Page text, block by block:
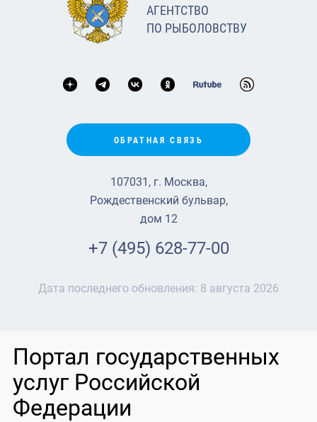
АГЕНТСТВО
ПО РЫБОЛОВСТВУ
ОБРАТНАЯ СВЯЗЬ
107031, г. Москва,
Рождественский бульвар,
дом 12
+7 (495) 628-77-00
Дата последнего обновления: 8 августа 2026
Портал государственных
услуг Российской
Федерации